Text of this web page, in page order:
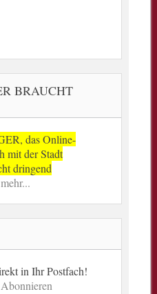
BRAUCHT
das Online-
mit der Stadt
dringend
in Ihr Postfach!